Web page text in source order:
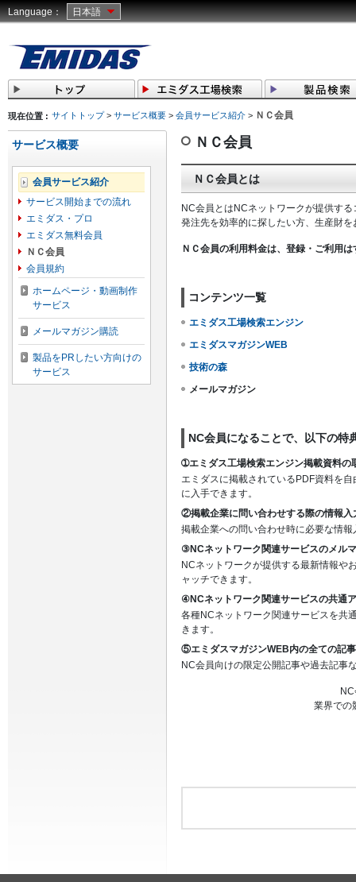
Language： 日本語
現在位置 : サイトトップ> サービス概要 > 会員サービス紹介 > ＮＣ会員
サービス概要
会員サービス紹介
サービス開始までの流れ
エミダス・プロ
エミダス無料会員
ＮＣ会員
会員規約
ホームページ・動画制作
サービス
メールマガジン購読
製品をPRしたい方向けの
サービス
ＮＣ会員
ＮＣ会員とは
NC会員とはNCネットワークが提供す
発注先を効率的に探したい方、生産財
ＮＣ会員の利用料金は、登録・ご利用は
コンテンツ一覧
エミダス工場検索エンジン
エミダスマガジンWEB
技術の森
メールマガジン
NC会員になることで、以下の特
➀エミダス工場検索エンジン掲載資料の
エミダスに掲載されているPDF資料を
に入手できます。
②掲載企業に問い合わせする際の情報入
掲載企業への問い合わせ時に必要な情
③NCネットワーク関連サービスのメル
NCネットワークが提供する最新情報や
ャッチできます。
④NCネットワーク関連サービスの共通
各種NCネットワーク関連サービスを共
きます。
⑤エミダスマガジンWEB内の全ての記
NC会員向けの限定公開記事や過去記事
業界での